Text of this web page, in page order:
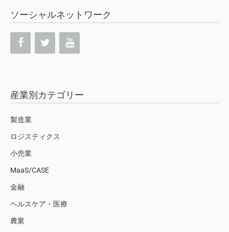
ソーシャルネットワーク
産業別カテゴリー
製造業
ロジスティクス
小売業
MaaS/CASE
金融
ヘルスケア・医療
農業